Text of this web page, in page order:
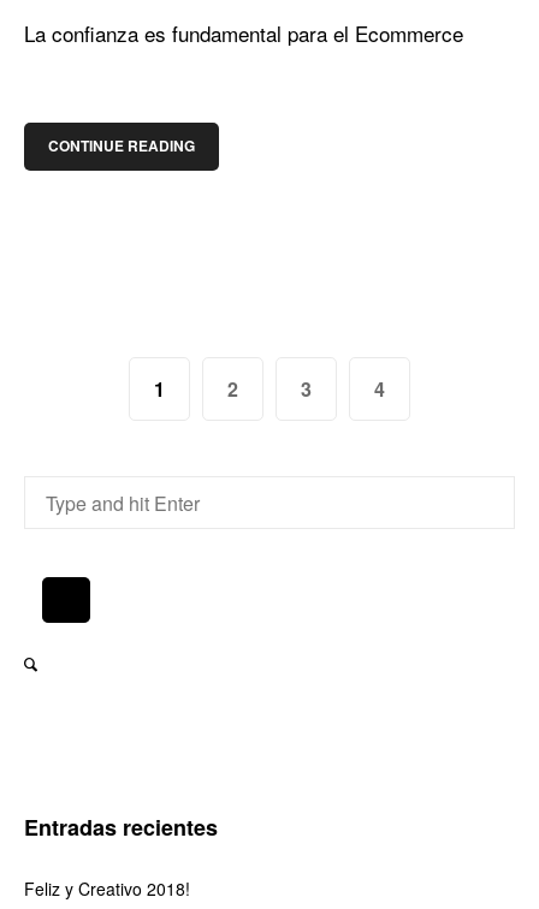
La confianza es fundamental para el Ecommerce
CONTINUE READING
1 2 3 4
Entradas recientes
Feliz y Creativo 2018!